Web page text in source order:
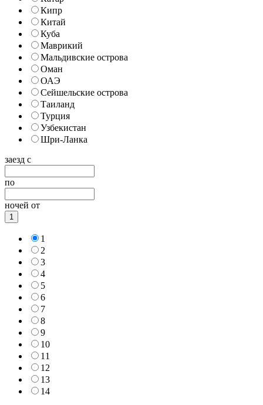
Кипр
Китай
Куба
Маврикий
Мальдивские острова
Оман
ОАЭ
Сейшельские острова
Таиланд
Турция
Узбекистан
Шри-Ланка
заезд с
по
ночей от
1
1
2
3
4
5
6
7
8
9
10
11
12
13
14